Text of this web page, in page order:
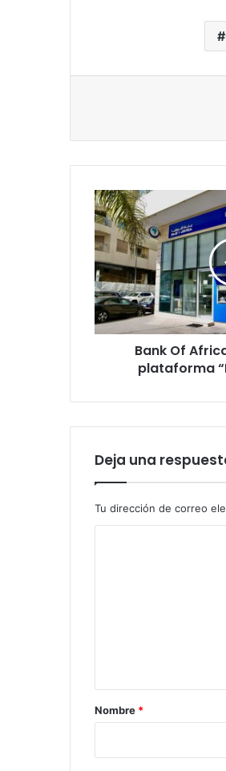
Bank
Of
Africa
lanza
su
nueva
plataforma
“Damane
Immo”
Bank Of
plataforma
Deja una
Tu dirección de correo
r
Nombre *